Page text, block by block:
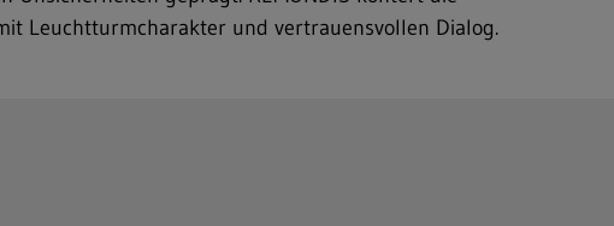
Leuchtturmcharakter und vertrauensvollen Dialog.